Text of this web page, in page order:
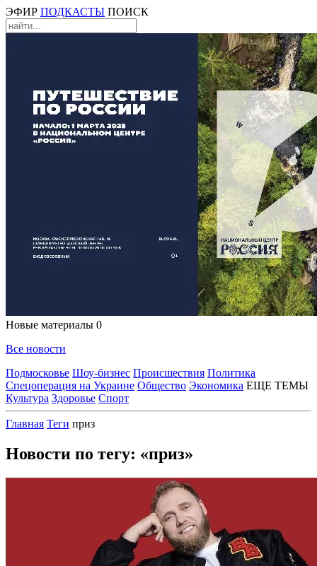
ЭФИР ПОДКАСТЫ ПОИСК
Новые материалы 0
Все новости
Подмосковье Шоу-бизнес Происшествия Политика
Спецоперация на Украине Общество Экономика ЕЩЕ ТЕМЫ
Культура Здоровье Спорт
Главная Теги приз
Новости по тегу: «приз»